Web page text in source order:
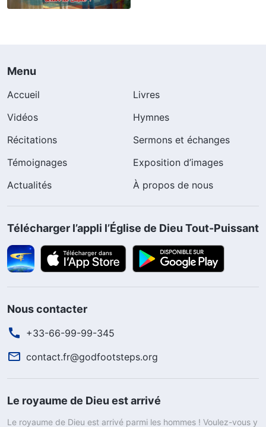
Menu
Accueil
Livres
Vidéos
Hymnes
Récitations
Sermons et échanges
Témoignages
Exposition d’images
Actualités
À propos de nous
Télécharger l’appli l’Église de Dieu Tout-Puissant
Nous contacter
+33-66-99-99-345
contact.fr@godfootsteps.org
Le royaume de Dieu est arrivé
Le royaume de Dieu est arrivé parmi les hommes ! Voulez-vous y